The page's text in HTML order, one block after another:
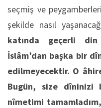
seçmiş ve
şekilde nasıl
katında geçerli din
İslâm’dan başka bir
edilmeyecektir. O
Bugün, size dîninizi
nîmetimi